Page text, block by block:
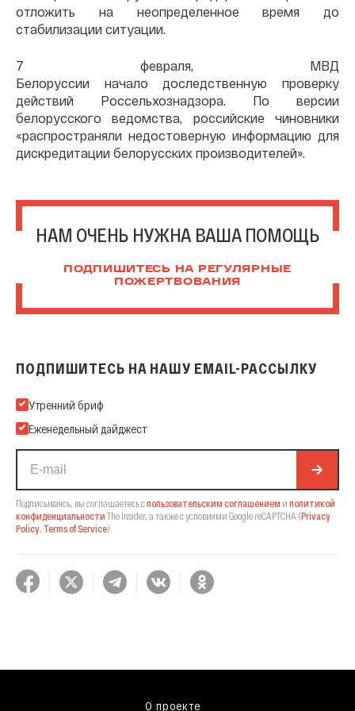
отложить на неопределенное время до
стабилизации ситуации.
7 февраля, МВД
Белоруссии начало доследственную проверку
действий Россельхознадзора. По версии
белорусского ведомства, российские чиновники
«распространяли недостоверную информацию для
дискредитации белорусских производителей».
НАМ ОЧЕНЬ НУЖНА ВАША ПОМОЩЬ
ПОДПИШИТЕСЬ НА РЕГУЛЯРНЫЕ
ПОЖЕРТВОВАНИЯ
ПОДПИШИТЕСЬ НА НАШУ EMAIL-РАССЫЛКУ
Подпишитесь на нашу Email-рассылку
Утренний бриф
Еженедельный дайджест
Подписываясь, вы соглашаетесь спользовательским соглашением и политикой
конфиденциальности The Insider, а также с условиями Google reCAPTCHA (Privacy
Policy Terms of Service).
О проекте